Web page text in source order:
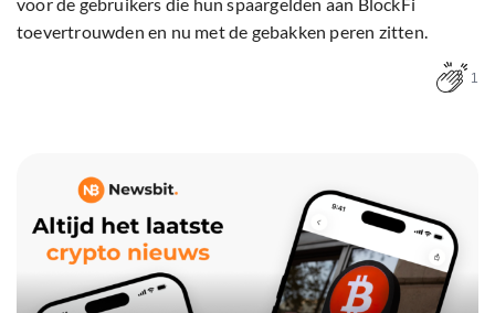
toevertrouwden en nu met de gebakken peren zitten.
1